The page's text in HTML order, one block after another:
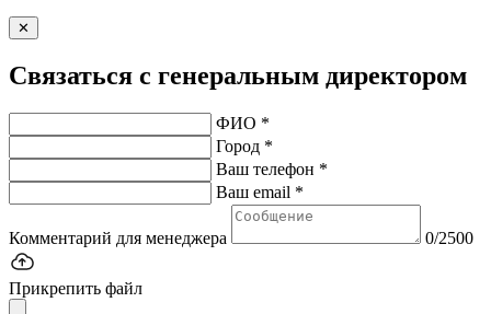
✕
Связаться с генеральным директором
ФИО *
Город *
Ваш телефон *
Ваш email *
Комментарий для менеджера 0/2500
Прикрепить файл